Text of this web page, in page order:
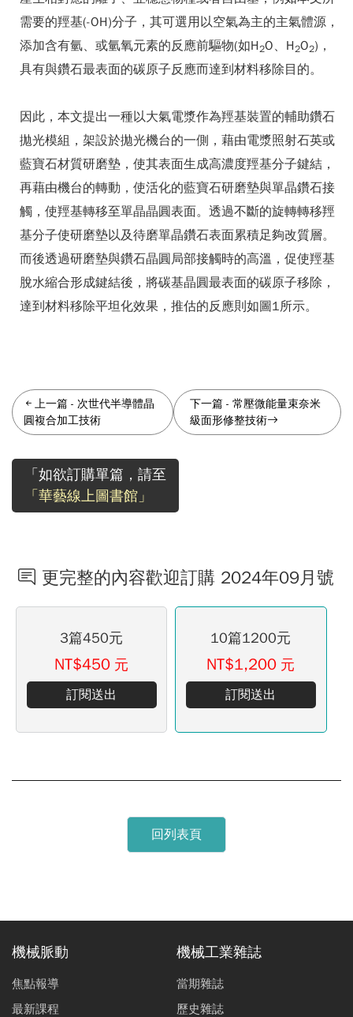
需要的羥基(-OH)分子，其可選用以空氣為主的主氣體源，
添加含有氫、或氫氧元素的反應前驅物(如H2O、H2O2)，
具有與鑽石最表面的碳原子反應而達到材料移除目的。
因此，本文提出一種以大氣電漿作為羥基裝置的輔助鑽石
拋光模組，架設於拋光機台的一側，藉由電漿照射石英或
藍寶石材質研磨墊，使其表面生成高濃度羥基分子鍵結，
再藉由機台的轉動，使活化的藍寶石研磨墊與單晶鑽石接
觸，使羥基轉移至單晶晶圓表面。透過不斷的旋轉轉移羥
基分子使研磨墊以及待磨單晶鑽石表面累積足夠改質層。
而後透過研磨墊與鑽石晶圓局部接觸時的高溫，促使羥基
脫水縮合形成鍵結後，將碳基晶圓最表面的碳原子移除，
達到材料移除平坦化效果，推估的反應則如圖1所示。
上一篇 - 次世代半導體晶
圓複合加工技術
下一篇- 常壓微能量束奈米
級面形修整技術
「如欲訂購單篇，請至
「華藝線上圖書館」
更完整的內容歡迎訂購 2024年09月號
3篇450元
NT$450 元
訂閱送出
10篇1200元
NT$1,200 元
訂閱送出
回列表頁
機械脈動
焦點報導
最新課程
機械工業雜誌
當期雜誌
歷史雜誌